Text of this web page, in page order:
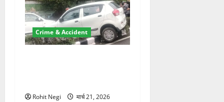
Crime & Accident
Rohit Negi मार्च 21, 2026